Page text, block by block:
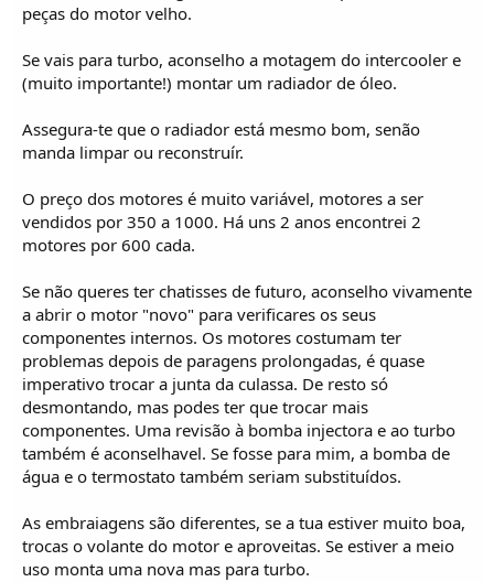
peças do motor velho.
Se vais para turbo, aconselho a motagem do intercooler e
(muito importante!) montar um radiador de óleo.
Assegura-te que o radiador está mesmo bom, senão
manda limpar ou reconstruír.
O preço dos motores é muito variável, motores a ser
vendidos por 350 a 1000. Há uns 2 anos encontrei 2
motores por 600 cada.
Se não queres ter chatisses de futuro, aconselho vivamente
a abrir o motor "novo" para verificares os seus
componentes internos. Os motores costumam ter
problemas depois de paragens prolongadas, é quase
imperativo trocar a junta da culassa. De resto só
desmontando, mas podes ter que trocar mais
componentes. Uma revisão à bomba injectora e ao turbo
também é aconselhavel. Se fosse para mim, a bomba de
água e o termostato também seriam substituídos.
As embraiagens são diferentes, se a tua estiver muito boa,
trocas o volante do motor e aproveitas. Se estiver a meio
uso monta uma nova mas para turbo.